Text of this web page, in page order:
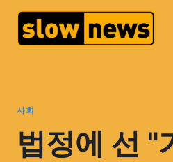
사회
법정에 선 "